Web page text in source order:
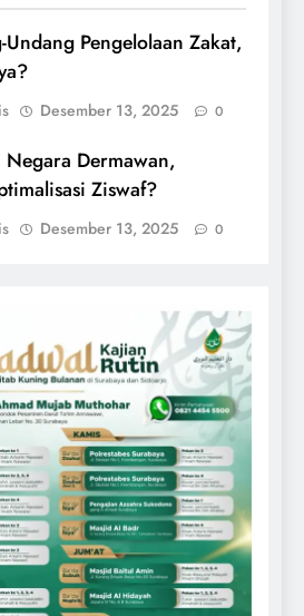
Undang Pengelolaan Zakat,
Desember 13, 2025 0
Negara Dermawan,
Ziswaf?
Desember 13, 2025 0